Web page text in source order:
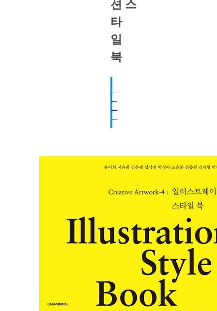
션 스
타
일
북
구
매
하
기